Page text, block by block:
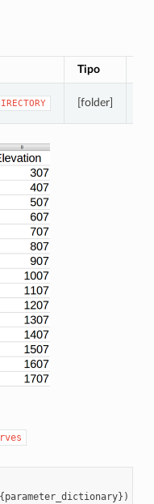
Tipo
[folder]
{ parameter_dictionary})